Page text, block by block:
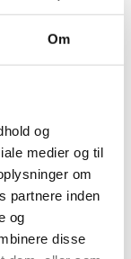
Om
og
medier og til
om
partnere inden
og
disse
10, renar
och
med 95 %.
mer
rökgasfläkt
optimerar
utsläpp.
kan du
i din